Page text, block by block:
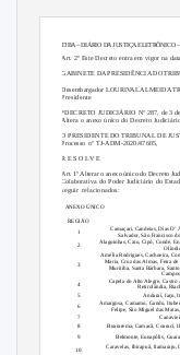
TJBA – DIÁRIO DA JUSTIÇA ELETRÔNICO –
Art. 2º Este Decreto entra em vigor na
GABINETE DA PRESIDÊNCIA DO
Desembargador LOURIVAL ALMEIDA
Presidente
*DECRETO JUDICIÁRIO Nº 287, de 3 de
Altera o anexo único do Decreto
O PRESIDENTE DO TRIBUNAL DE
Processo nº TJ-ADM-2020/47605,
R E S O L V E
Art. 1º Alterar o anexo único do Decreto
Colaborativa do Poder Judiciário do
seguir relacionados:
ANEXO ÚNICO
REGIÃO
1
Camaçari, Candeias, Dias D’
Salvador, São Francisco
Alagoinhas, Catu, Cipó, Conde,
Amélia Rodrigues, Cachoeira,
Maria, Cruz das Almas, Feira de
Muritiba, Santa Bárbara,
2
3
Capela do Alto Alegre,
Retirolândia,
Andaraí, Iaçu,
Amargosa, Camamu, Gandu,
Felipe, São Miguel das
4
5
6
7
8
Buararema, Camacã, Coarací,
9 Belmonte, Eunapólis,
Caravelas, Ibirapuã, Itamaraju,
10